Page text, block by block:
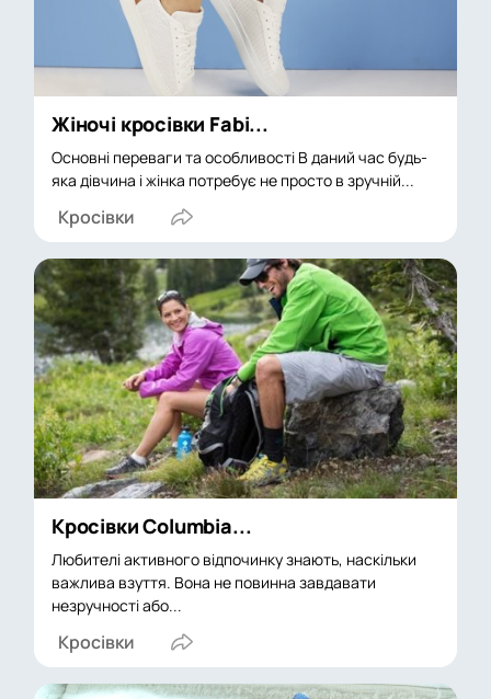
Жіночі кросівки Fabi...
Основні переваги та особливості В даний час будь-
яка дівчина і жінка потребує не просто в зручній...
Кросівки
Кросівки Columbia...
Любителі активного відпочинку знають, наскільки
важлива взуття. Вона не повинна завдавати
незручності або...
Кросівки